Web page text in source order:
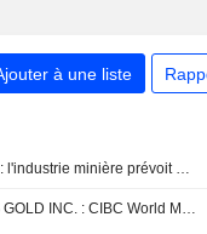
à une liste
Mexique : l'industrie minière prévoit un bond des investissements en 2026, portée par l'extension des projets et l'achat d'équipements
ALAMOS GOLD INC. : CIBC World Markets persiste à l'achat